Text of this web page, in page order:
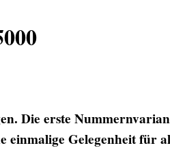
Die erste
Gelegenheit für